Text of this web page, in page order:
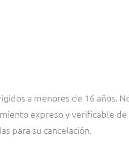
a menores de 16 años.
expreso y verificable
para su cancelación.